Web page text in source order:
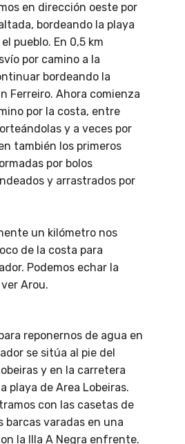
en dirección oeste por
bordeando la playa
pueblo. En 0,5 km
por camino a la
bordeando la
Ferreiro. Ahora comienza
por la costa, entre
y a veces por
también los primeros
por bolos
y arrastrados por
un kilómetro nos
de la costa para
Podemos echar la
Arou.
reponernos de agua en
se sitúa al pie del
y en la carretera
playa de Area Lobeiras.
con las casetas de
barcas varadas en una
la Illa A Negra enfrente.